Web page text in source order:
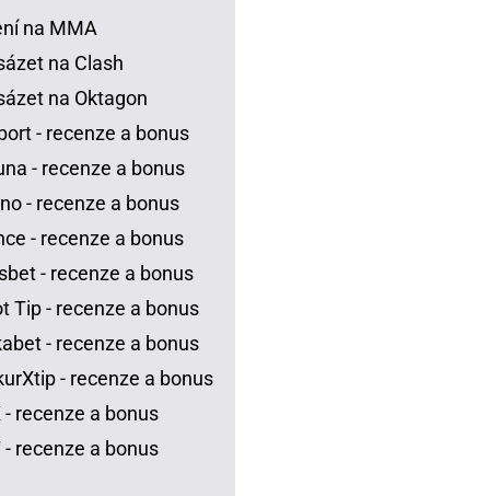
na MMA
na Clash
na Oktagon
- recenze a bonus
- recenze a bonus
- recenze a bonus
- recenze a bonus
- recenze a bonus
Tip - recenze a bonus
- recenze a bonus
- recenze a bonus
- recenze a bonus
- recenze a bonus